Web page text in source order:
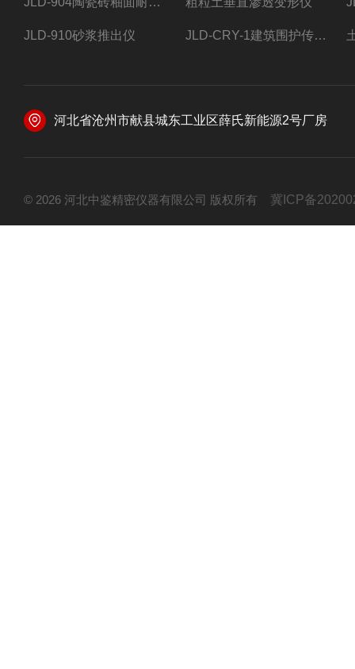
JLD-910砂浆推出仪 JLD-CRY-1建筑围护传热系数现场检测仪仪器
河北省沧州市献县城东工业区薛氏新能源2号厂房
© 2026 河北中鉴精密仪器有限公司 版权所有 冀ICP备